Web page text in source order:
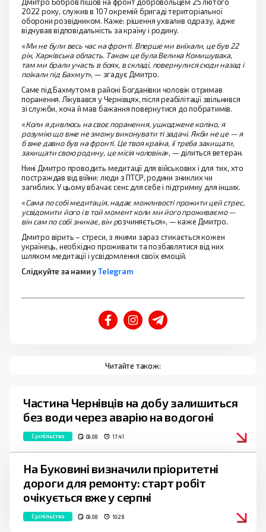
2022 року, служив в 107 окремій бригаді територіальної
оборони розвідником. Каже: рішення ухвалив одразу, адже
відчував відповідальність за країну і родину.
«Ми не були весь час на фронті. Вперше ми виїхали, це був 22
рік, Харківська область. Також це була Велика Комишуваха,
там ми брали участь в боях, в складі, повернулися сюди назад і
поїхали під Бахмут», — згадує Дмитро.
Саме під Бахмутом в районі Богданівки чоловік отримав
поранення. Лікувався у Чернівцях, після реабілітації звільнився
зі служби, хоча й мав бажання повернутися до побратимів.
«Коли я дивлюсь на своє поранення, ушкоджене коліно, я
розумію що вже не зможу виконувати ті задачі. Якби не це — я
б вже давно був на фронті. Це твоя країна, її треба захищати,
захищати свою родину, це місія чоловіка», — ділиться ветеран.
Нині Дмитро проводить медитації для військових і для тих, хто
постраждав від війни: люди з ПТСР, родини зниклих чи
загиблих. У цьому вбачає сенс для себе і підтримку для інших.
«Сама по собі медитація, надає можливості прожити цей стрес,
усвідомити його і в той момент коли ми його проживаємо —
він сам по собі зникає, він розчиняється», — каже Дмитро.
Дмитро вірить – стреси, з якими зараз стикається кожен
українець, необхідно проживати та позбавлятися від них
шляхом медитації і усвідомлення своїх емоцій.
Слідкуйте за нами уTelegram
Читайте також:
Частина Чернівців на добу залишиться
без води через аварію на водогоні
Суспільство 09.08 17:41
На Буковині визначили пріоритетні
дороги для ремонту: старт робіт
очікується вже у серпні
Суспільство 09.08 10:28